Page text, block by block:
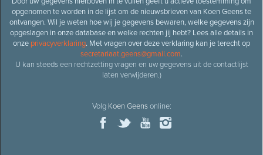
opgenomen te worden in de lijst om de nieuwsbrieven van Koen Geens te
ontvangen. Wil je weten hoe wij je gegevens bewaren, welke gegevens zijn
opgeslagen in onze database en welke rechten jij hebt? Lees alle details in
onze privacyverklaring. Met vragen over deze verklaring kan je terecht op
secretariaat.geens@gmail.com.
U kan steeds een rechtzetting vragen en uw gegevens uit de contactlijst
laten verwijderen.)
Volg Koen Geensonline: